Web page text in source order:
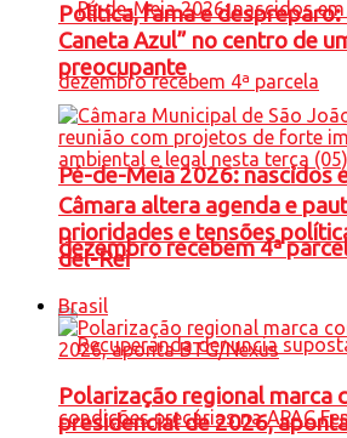
Pé-de-Meia 2026: nascidos
dezembro recebem 4ª
Política, fama e
Caneta Azul” no centro de
preocupante
Câmara altera agenda e
prioridades e tensões
del-Rei
Brasil
Polarização regional marca
presidencial de 2026,